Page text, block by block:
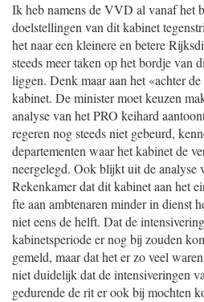
Ik heb namens de VVD al vanaf het
doelstellingen van dit kabinet
het naar een kleinere en betere
steeds meer taken op het bordje van
liggen. Denk maar aan het «achter
kabinet. De minister moet keuzen
analyse van het PRO keihard
regeren nog steeds niet gebeurd,
departementen waar het kabinet de
neergelegd. Ook blijkt uit de analyse
Rekenkamer dat dit kabinet aan het
fte aan ambtenaren minder in dienst
niet eens de helft. Dat de
kabinetsperiode er nog bij zouden
gemeld, maar dat het er zo veel
niet duidelijk dat de intensiveringen
gedurende de rit er ook bij mochten